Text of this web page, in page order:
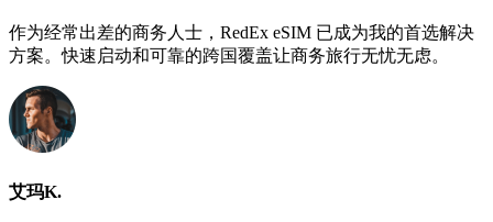
作为经常出差的商务人士，RedEx eSIM 已成为我的首选解决
方案。快速启动和可靠的跨国覆盖让商务旅行无忧无虑。
艾玛K.